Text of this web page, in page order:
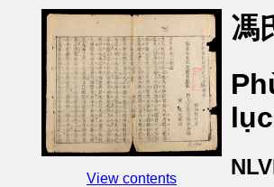
View contents
馮